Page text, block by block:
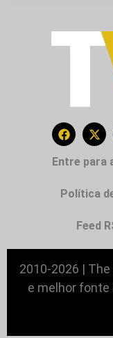
Entre para
Política
Feed
2010-2026 |
e melhor fonte